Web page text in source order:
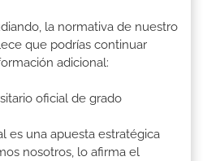
la normativa de nuestro
que podrías continuar
adicional:
oficial de grado
es una apuesta estratégica
nosotros, lo afirma el